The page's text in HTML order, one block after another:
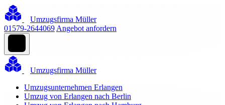
Umzugsfirma Müller
01579-2644069 Angebot anfordern
Umzugsfirma Müller
Umzugsunternehmen Erlangen
Umzug von Erlangen nach Berlin